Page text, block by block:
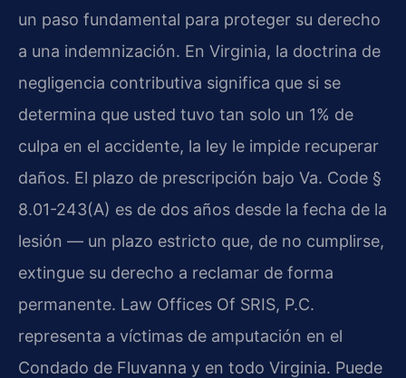
un paso fundamental para proteger su derecho
a una indemnización. En Virginia, la doctrina de
negligencia contributiva significa que si se
determina que usted tuvo tan solo un 1% de
culpa en el accidente, la ley le impide recuperar
daños. El plazo de prescripción bajo Va. Code §
8.01-243(A) es de dos años desde la fecha de la
lesión — un plazo estricto que, de no cumplirse,
extingue su derecho a reclamar de forma
permanente. Law Offices Of SRIS, P.C.
representa a víctimas de amputación en el
Condado de Fluvanna y en todo Virginia. Puede